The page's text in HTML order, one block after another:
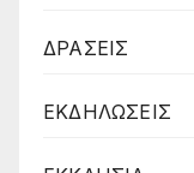
ΔΡΑΣΕΙΣ
ΕΚΔΗΛΩΣΕΙΣ